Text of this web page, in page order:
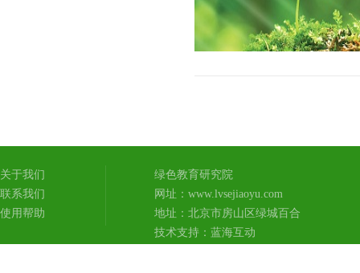
关于我们
联系我们
使用帮助
绿色教育研究院
网址：www.lvsejiaoyu.com
地址：北京市房山区绿城百合
技术支持： 蓝海互动